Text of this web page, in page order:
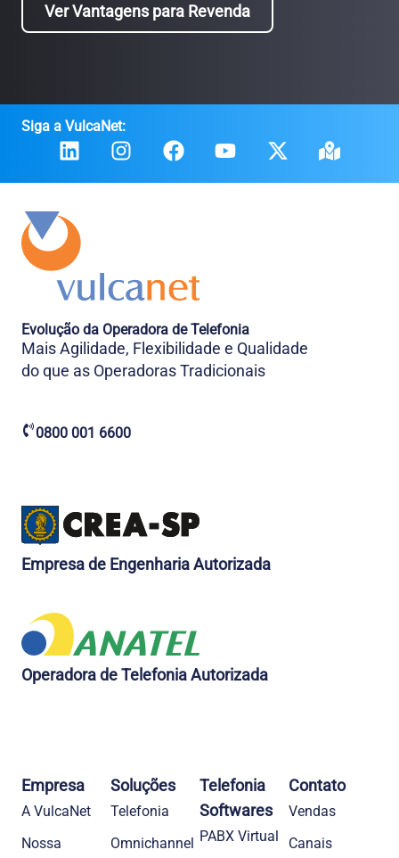
Ver Vantagens para Revenda
Siga a VulcaNet:
Evolução da Operadora de Telefonia
Mais Agilidade, Flexibilidade e Qualidade
do que as Operadoras Tradicionais
0800 001 6600
Empresa de Engenharia Autorizada
Operadora de Telefonia Autorizada
Empresa
A VulcaNet
Nossa
Soluções
Telefonia​
Omnichannel
Telefonia
Softwares
PABX Virtual
Contato
Vendas
Canais